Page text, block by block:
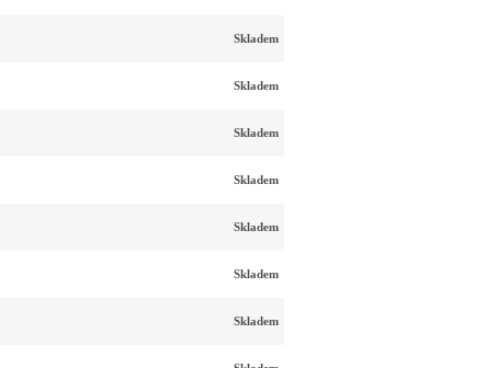
Skladem
Skladem
Skladem
Skladem
Skladem
Skladem
Skladem